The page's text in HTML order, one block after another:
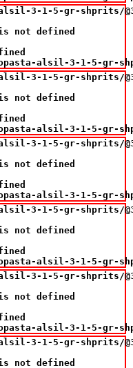
3-1-5-gr-shprits/
not defined
alsil-3-1-5-gr-
3-1-5-gr-shprits/
not defined
alsil-3-1-5-gr-
3-1-5-gr-shprits/
not defined
alsil-3-1-5-gr-
3-1-5-gr-shprits/
not defined
alsil-3-1-5-gr-
3-1-5-gr-shprits/
not defined
alsil-3-1-5-gr-
3-1-5-gr-shprits/
not defined